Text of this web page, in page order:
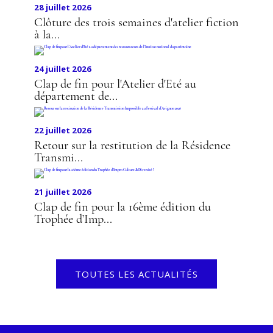
28 juillet 2026
Clôture des trois semaines d'atelier fiction
à la...
24 juillet 2026
Clap de fin pour l'Atelier d'Eté au
département de...
22 juillet 2026
Retour sur la restitution de la Résidence
Transmi...
21 juillet 2026
Clap de fin pour la 16ème édition du
Trophée d’Imp...
TOUTES LES ACTUALITÉS